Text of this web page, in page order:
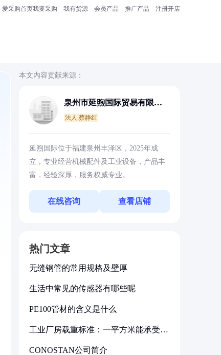
爱采购首页我要采购 我有货源 会员产品 推广产品 注册开店
本文内容贡献来源：
泉州市延煦国际贸易有限公
法人:蔡静红
延煦国际位于福建泉州丰泽区，2025年成
立，专业经营机械配件及工业设备，产品丰
富，经验深厚，服务权威专业。
在线咨询 查看店铺
热门文章
无缝钢管的常用规格及壁厚
生活中常见的传感器有哪些呢
PE100管材的含义是什么
工业厂房载重标准：一平方米能承受多
CONOSTAN公司简介